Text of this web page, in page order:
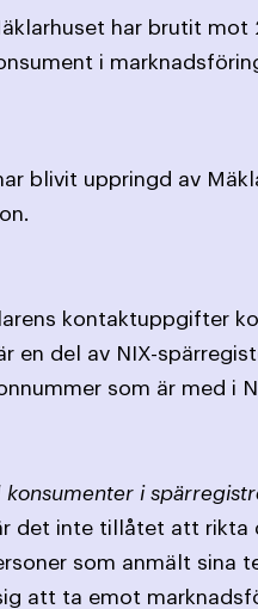
har brutit mot
i
blivit uppringd av
kontaktuppgifter
en del av NIX-
som är med i
i
det inte tillåtet att
som anmält sina
att ta emot